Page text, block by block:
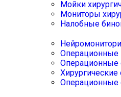
Мойки
Мониторы
Налобные
Операционные
Операционные
Хирургические
Операционные